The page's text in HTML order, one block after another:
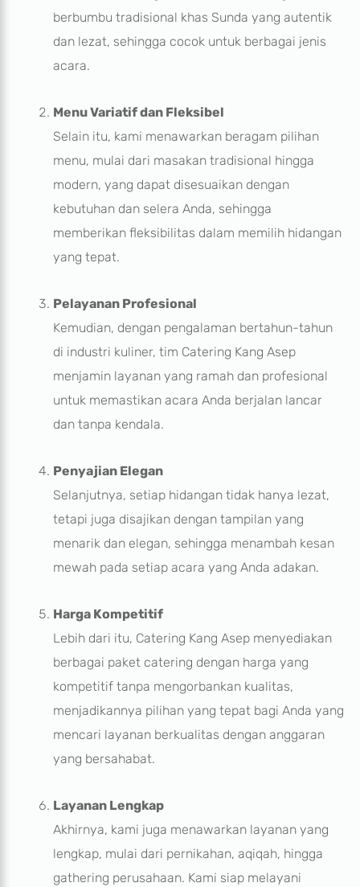
berbumbu tradisional khas Sunda yang autentik
dan lezat, sehingga cocok untuk berbagai jenis
acara.
Menu Variatif dan Fleksibel
Selain itu, kami menawarkan beragam pilihan
menu, mulai dari masakan tradisional hingga
modern, yang dapat disesuaikan dengan
kebutuhan dan selera Anda, sehingga
memberikan fleksibilitas dalam memilih hidangan
yang tepat.
Pelayanan Profesional
Kemudian, dengan pengalaman bertahun-tahun
di industri kuliner, tim Catering Kang Asep
menjamin layanan yang ramah dan profesional
untuk memastikan acara Anda berjalan lancar
dan tanpa kendala.
Penyajian Elegan
Selanjutnya, setiap hidangan tidak hanya lezat,
tetapi juga disajikan dengan tampilan yang
menarik dan elegan, sehingga menambah kesan
mewah pada setiap acara yang Anda adakan.
Harga Kompetitif
Lebih dari itu, Catering Kang Asep menyediakan
berbagai paket catering dengan harga yang
kompetitif tanpa mengorbankan kualitas,
menjadikannya pilihan yang tepat bagi Anda yang
mencari layanan berkualitas dengan anggaran
yang bersahabat.
Layanan Lengkap
Akhirnya, kami juga menawarkan layanan yang
lengkap, mulai dari pernikahan, aqiqah, hingga
gathering perusahaan. Kami siap melayani